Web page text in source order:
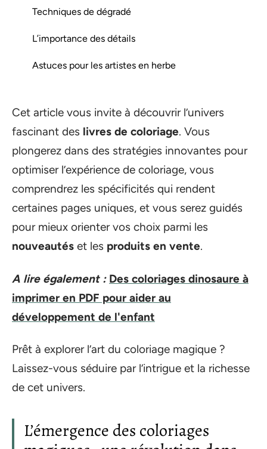
Techniques de dégradé
L’importance des détails
Astuces pour les artistes en herbe
Cet article vous invite à découvrir l’univers
fascinant des livres de coloriage. Vous
plongerez dans des stratégies innovantes pour
optimiser l’expérience de coloriage, vous
comprendrez les spécificités qui rendent
certaines pages uniques, et vous serez guidés
pour mieux orienter vos choix parmi les
nouveautés et les produits en vente.
A lire également : Des coloriages dinosaure à
imprimer en PDF pour aider au
développement de l'enfant
Prêt à explorer l’art du coloriage magique ?
Laissez-vous séduire par l’intrigue et la richesse
de cet univers.
L’émergence des coloriages